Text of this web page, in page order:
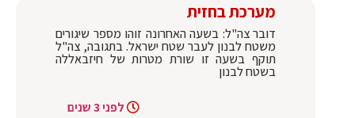
מערכת בחזית
דובר צה"ל: בשעה האחרונה זוהו מספר שיגורים
משטח לבנון לעבר שטח ישראל. בתגובה, צה"ל
תוקף בשעה זו שורת מטרות של חיזבאללה
בשטח לבנון
לפני 3 שנים